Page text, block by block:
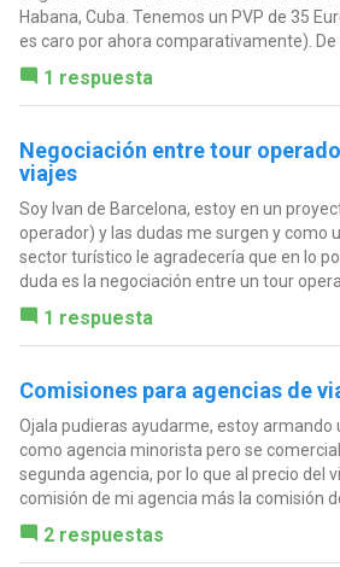
Habana, Cuba. Tenemos un PVP de 35
es caro por ahora comparativamente). De
1 respuesta
Negociación entre tour
viajes
Soy Ivan de Barcelona, estoy en un
operador) y las dudas me surgen y como
sector turístico le agradecería que en lo
duda es la negociación entre un tour
1 respuesta
Comisiones para agencias de
Ojala pudieras ayudarme, estoy armando
como agencia minorista pero se
segunda agencia, por lo que al precio del
comisión de mi agencia más la comisión
2 respuestas